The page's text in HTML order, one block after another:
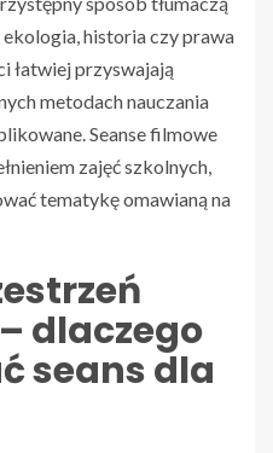
historia czy prawa
łatwiej przyswajają
metodach nauczania
Seanse filmowe
zajęć szkolnych,
tematykę omawianą na
dlaczego
seans dla